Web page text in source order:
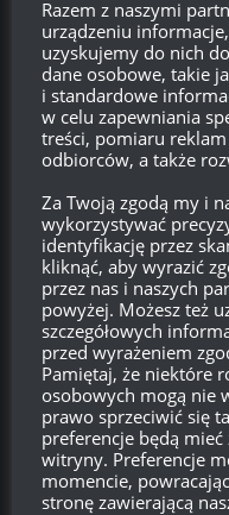
Pocisk7
Mała aktualizacja
„usuwamy kołowce”
0 Odpowiedz
Grażyna
Reply to
Mała aktualizacja
które posiadasz. Im
Przyjemnie się farmi
0
Razem z naszymi
urządzeniu
uzyskujemy do nich
dane osobowe, takie
i standardowe
w celu zapewniania
treści, pomiaru
odbiorców, a także
Za Twoją zgodą my i
wykorzystywać
identyfikację przez
kliknąć, aby wyrazić
przez nas i naszych
powyżej. Możesz też
szczegółowych
przed wyrażeniem
Pamiętaj, że niektóre
osobowych mogą nie
prawo sprzeciwić się
preferencje będą
witryny. Preferencje
momencie,
stronę zawierającą